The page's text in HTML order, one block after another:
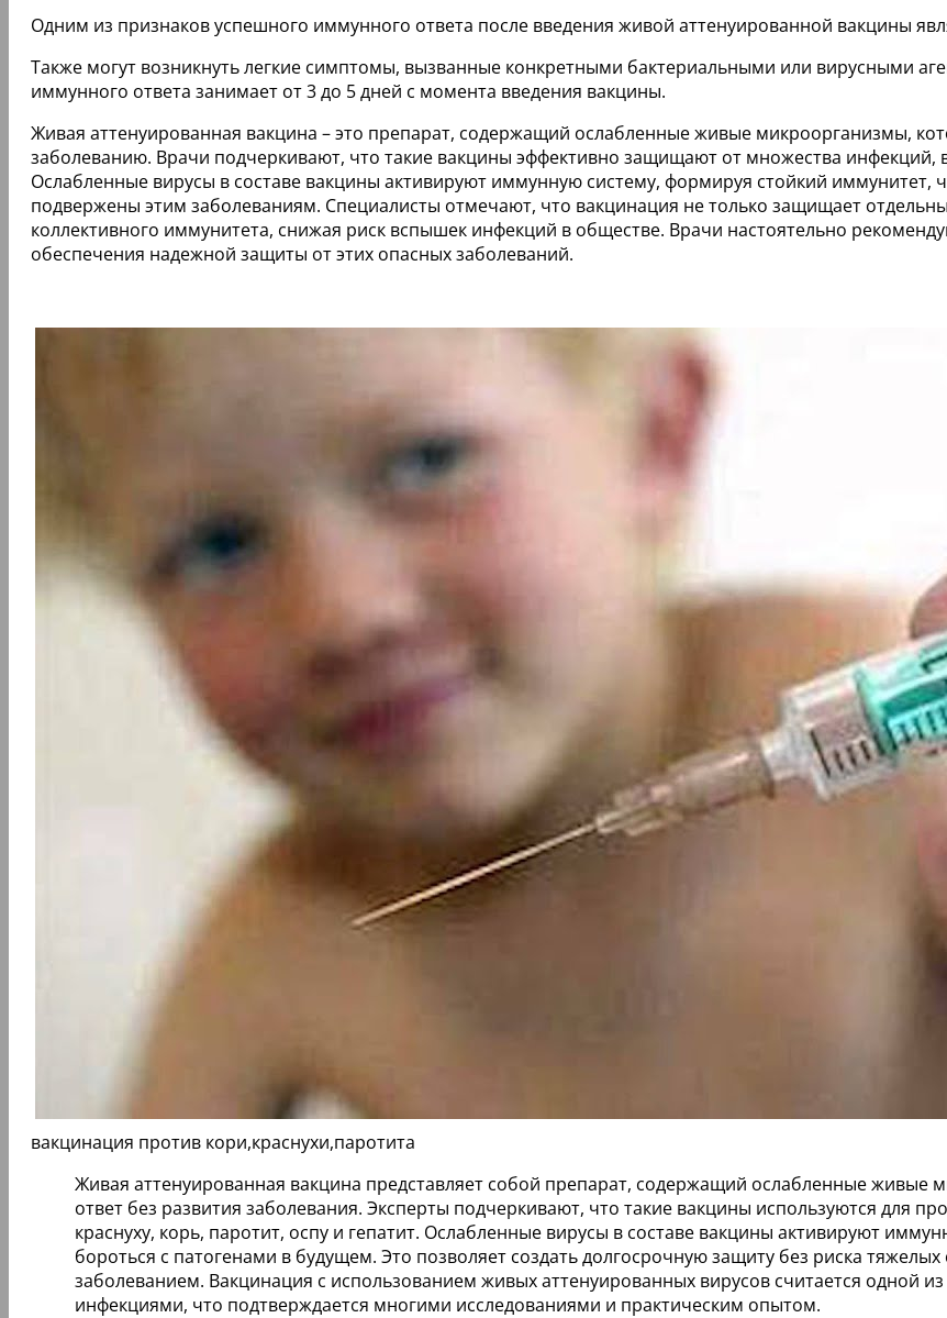
Одним из признаков успешного иммунного ответа после введения живой аттенуированной вакцины
Также могут возникнуть легкие симптомы, вызванные конкретными бактериальными или вирусными
иммунного ответа занимает от 3 до 5 дней с момента введения вакцины.
Живая аттенуированная вакцина – это препарат, содержащий ослабленные живые микроорганизмы,
заболеванию. Врачи подчеркивают, что такие вакцины эффективно защищают от множества инфекций,
Ослабленные вирусы в составе вакцины активируют иммунную систему, формируя стойкий иммунитет,
подвержены этим заболеваниям. Специалисты отмечают, что вакцинация не только защищает
коллективного иммунитета, снижая риск вспышек инфекций в обществе. Врачи настоятельно
обеспечения надежной защиты от этих опасных заболеваний.
вакцинация против кори,краснухи,паротита
Живая аттенуированная вакцина представляет собой препарат, содержащий ослабленные
ответ без развития заболевания. Эксперты подчеркивают, что такие вакцины используются для
краснуху, корь, паротит, оспу и гепатит. Ослабленные вирусы в составе вакцины активируют
бороться с патогенами в будущем. Это позволяет создать долгосрочную защиту без риска
заболеванием. Вакцинация с использованием живых аттенуированных вирусов считается одной
инфекциями, что подтверждается многими исследованиями и практическим опытом.